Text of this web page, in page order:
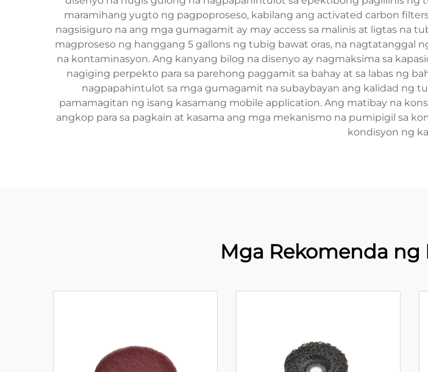
maramihang yugto ng pagpoproseso, kabilang ang activated carbon
nagsisiguro na ang mga gumagamit ay may access sa malinis at ligtas na
magproseso ng hanggang 5 gallons ng tubig bawat oras, na nagtatanggal
na kontaminasyon. Ang kanyang bilog na disenyo ay nagmaksima sa
nagiging perpekto para sa parehong paggamit sa bahay at sa labas ng
nagpapahintulot sa mga gumagamit na subaybayan ang kalidad ng
pamamagitan ng isang kasamang mobile application. Ang matibay na
angkop para sa pagkain at kasama ang mga mekanismo na pumipigil sa
kondisyon ng
Mga Rekomenda